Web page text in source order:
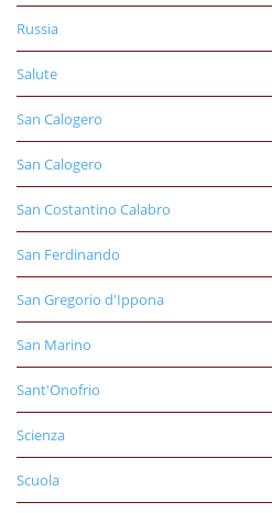
Russia
Salute
San Calogero
San Calogero
San Costantino Calabro
San Ferdinando
San Gregorio d'Ippona
San Marino
Sant'Onofrio
Scienza
Scuola